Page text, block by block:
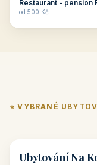
Restaurant - pension
od 500 Kč
⭐ VYBRANÉ
🏡 penzion
Ubytování Na